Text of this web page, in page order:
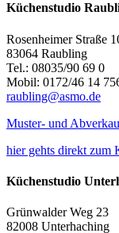
Küchenstudio
Rosenheimer Straße
83064 Raubling
Tel.: 08035/90 69 0
Mobil: 0172/46 14
raubling@asmo.de
Muster- und
hier gehts direkt zum
Küchenstudio
Grünwalder Weg 23
82008 Unterhaching